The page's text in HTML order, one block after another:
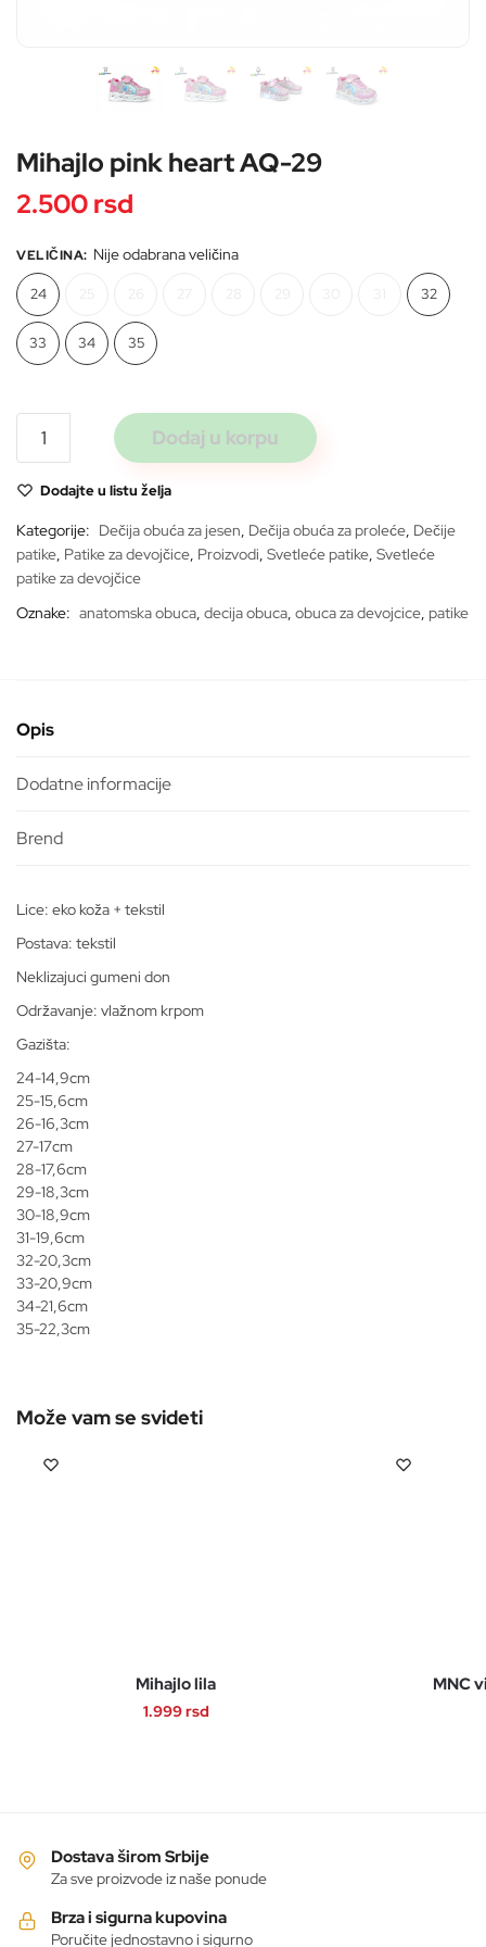
Mihajlo pink heart AQ-29
2.500rsd
VELIČINA: Nije odabrana veličina
24 32
33 34 35
pink
AQ-
29
količina
Dodaj u korpu
Dodajte u listu želja
Kategorije: Dečija obuća za jesen, Dečija obuća za proleće, Dečije
patike, Patike za devojčice, Proizvodi, Svetleće patike, Svetleće
patike za devojčice
Oznake: anatomska obuca, decija obuca, obuca za devojcice, patike
Opis
Dodatne informacije
Lice: eko koža + tekstil
Postava: tekstil
Neklizajuci gumeni don
Održavanje: vlažnom krpom
Gazišta:
24-14,9cm
25-15,6cm
26-16,3cm
27-17cm
28-17,6cm
29-18,3cm
30-18,9cm
31-19,6cm
32-20,3cm
33-20,9cm
34-21,6cm
35-22,3cm
Mihajlo lila
1.999rsd
varijanti.
Opcije
biti
MNC
Dostava širom Srbije
Za sve proizvode iz naše ponude
Brza i sigurna kupovina
Poručite jednostavno i sigurno